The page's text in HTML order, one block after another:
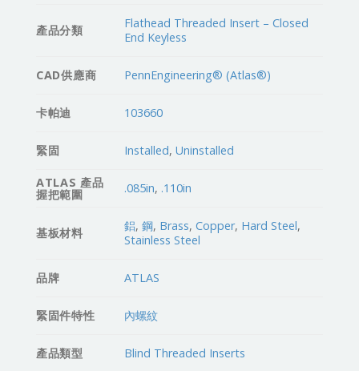
產品分類
Flathead Threaded Insert – Closed
End Keyless
CAD供應商 PennEngineering® (Atlas®)
卡帕迪 103660
緊固 Installed,Uninstalled
ATLAS 產品
握把範圍 .085in, .110in
基板材料 鋁,鋼, Brass,Copper, Hard Steel,
Stainless Steel
品牌 ATLAS
緊固件特性 內螺紋
產品類型 Blind Threaded Inserts